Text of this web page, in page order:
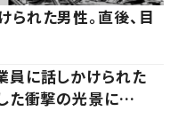
れた男性。直後、目
に話しかけられた
た衝撃の光景に…